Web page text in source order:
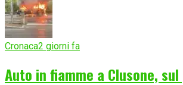
Cronaca2 giorni fa
Auto in fiamme a Clusone,